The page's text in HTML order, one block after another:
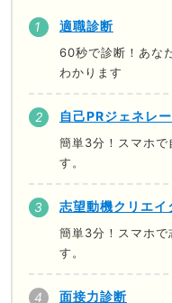
適職診断
60秒で診断！あな
わかります
自己PRジェネレ
簡単3分！スマホで
す。
志望動機クリエイ
簡単3分！スマホで
す。
面接力診断